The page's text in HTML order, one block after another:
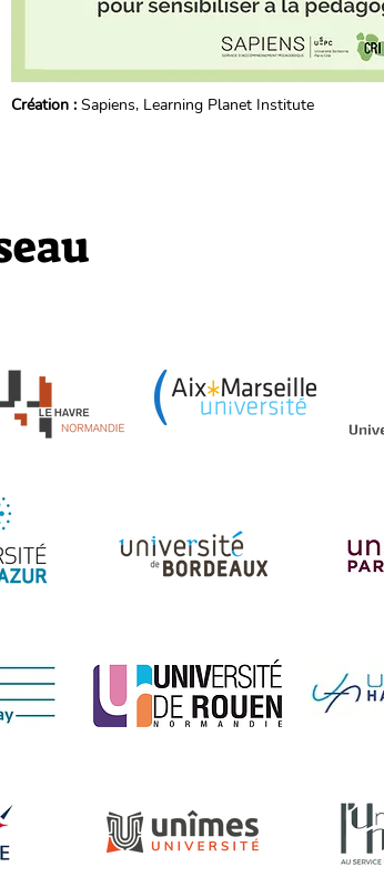
Création : Sapiens, Learning Planet Institute